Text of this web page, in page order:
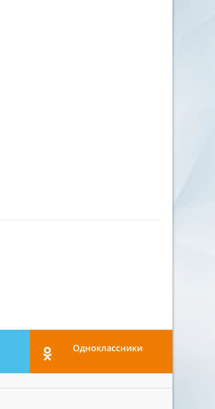
Одноклассники